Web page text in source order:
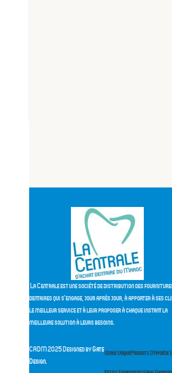
La Centrale est une société de distribution des
dentaires qui s'engage, jour après jour, à apporter à ses
le meilleur service et à leur proposer à chaque instant la
meilleure solution à leurs besoins.
CADM2025 Designed byGate
Design.
Usage UniqueProduits D’Hygiène